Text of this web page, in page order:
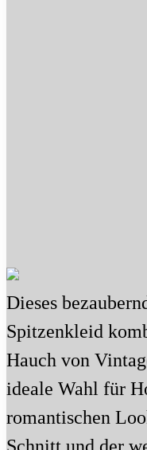
Dieses
Spitzenkleid
Hauch von
ideale Wahl für
romantischen